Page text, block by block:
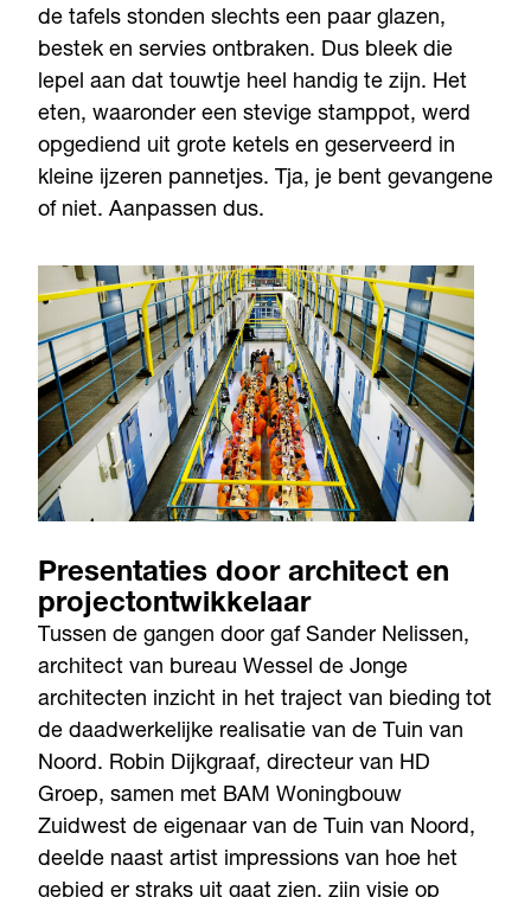
de tafels stonden slechts een paar glazen,
bestek en servies ontbraken. Dus bleek die
lepel aan dat touwtje heel handig te zijn. Het
eten, waaronder een stevige stamppot, werd
opgediend uit grote ketels en geserveerd in
kleine ijzeren pannetjes. Tja, je bent gevangene
of niet. Aanpassen dus.
Presentaties door architect en
projectontwikkelaar
Tussen de gangen door gaf Sander Nelissen,
architect van bureau Wessel de Jonge
architecten inzicht in het traject van bieding tot
de daadwerkelijke realisatie van de Tuin van
Noord. Robin Dijkgraaf, directeur van HD
Groep, samen met BAM Woningbouw
Zuidwest de eigenaar van de Tuin van Noord,
deelde naast artist impressions van hoe het
gebied er straks uit gaat zien, zijn visie op